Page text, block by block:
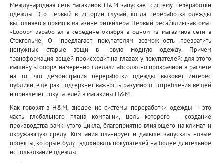
Международная сеть магазинов H&M запускает систему переработки
одежды. Это первый в истории случай, когда переработка одежды
выполняется прямо в магазине ритейлера. Первый ресайклинг-автомат
«Looop» заработал в середине октября в одном из магазинов сети в
Стокгольме. Он предлагает покупателям возможность превратить
ненужные старые вещи в новую модную одежду. Причем
трансформация вещей происходит на глазах у покупателей: для этого
машину «Looop» намеренно сделали абсолютно прозрачной в расчете
на то, что демонстрация переработки одежды вызовет интерес
публики, еще раз подчеркнет важность разумного потребления вещей
и привлечет покупателей в магазины H&M.
Как говорят в H&M, внедрение системы переработки одежды — это
часть глобального плана компании, цель которого — создание
производства замкнутого цикла, благоприятно влияющего на климат и
окружающую среду. Компания планирует и дальше запускать новые
проекты, которые будут вдохновлть покупателей на более длительное
использование одежды.